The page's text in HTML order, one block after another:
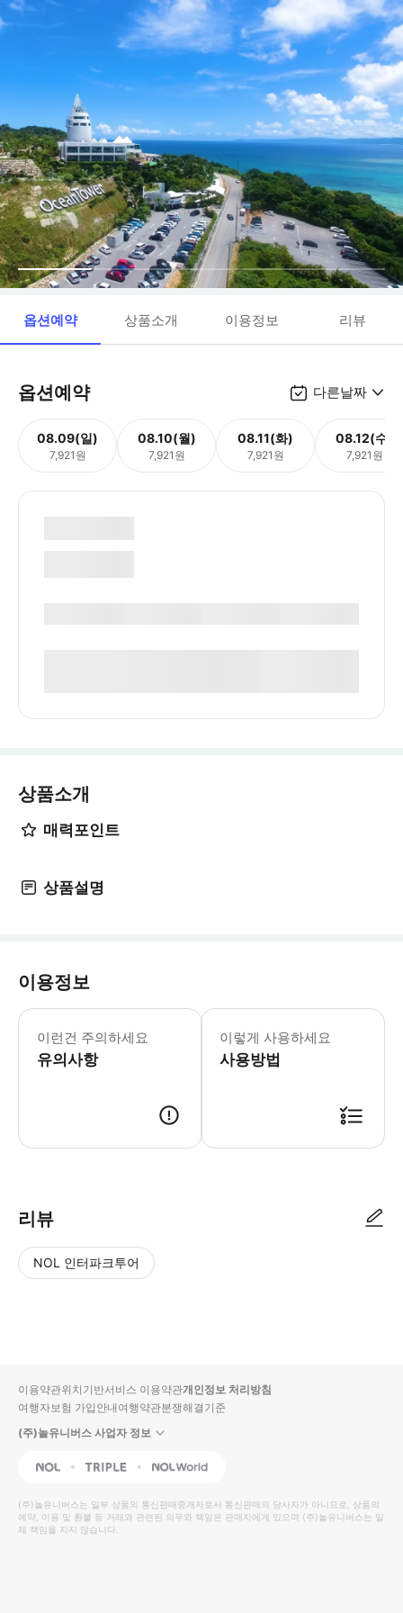
옵션예약 상품소개 이용정보 리뷰
옵션예약 다른날짜
08.09(일)
7,921원
08.10(월)
7,921원
08.11(화)
7,921원
08.12(수)
7,921원
상품소개
매력포인트
상품설명
이용정보
이런건 주의하세요
유의사항
▶ 영업 정보 * 1월 ~ 12월 *
이렇게 사용하세요
사용방법
리뷰
NOL 인터파크투어
입니
다.
높
은
순
동
영
상
순
상
이용약관위치기반서비스 이용약관개인정보 처리방침
여행자보험 가입안내여행약관분쟁해결기준
(주)놀유니버스 사업자 정보
NOL Triple Interpark Global
(주)놀유니버스는 일부 상품의 통신판매중개자로서 통신판매의 당사자가 아니므로, 상품의
예약, 이용 및 환불 등 거래와 관련된 의무와 책임은 판매자에게 있으며 (주)놀유니버스는 일
체 책임을 지지 않습니다.